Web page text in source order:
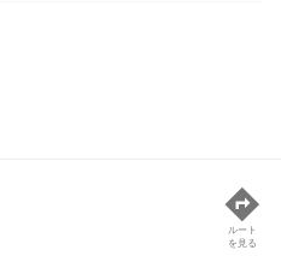
ルート
を見る